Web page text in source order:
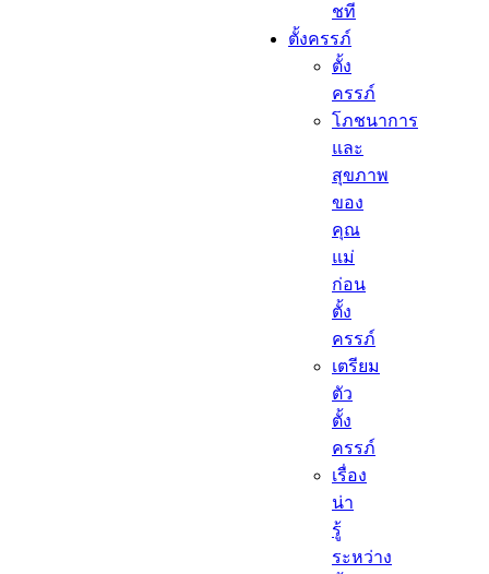
ชที
ตั้งครรภ์​
ตั้ง
ครรภ์​
โภชนาการ
และ
สุขภาพ
ของ
คุณ
แม่
ก่อน
ตั้ง
ครรภ์
เตรียม
ตัว
ตั้ง
ครรภ์
เรื่อง
น่า
รู้
ระหว่าง